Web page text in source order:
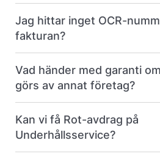
Jag hittar inget OCR-
fakturan?
Vad händer med garanti
görs av annat företag?
Kan vi få Rot-avdrag på
Underhållsservice?